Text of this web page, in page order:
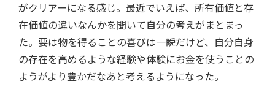
がクリアーになる感じ。最近でいえば、所有価値と存
在価値の違いなんかを聞いて自分の考えがまとまっ
た。要は物を得ることの喜びは一瞬だけど、自分自身
の存在を高めるような経験や体験にお金を使うことの
ようがより豊かだなあと考えるようになった。